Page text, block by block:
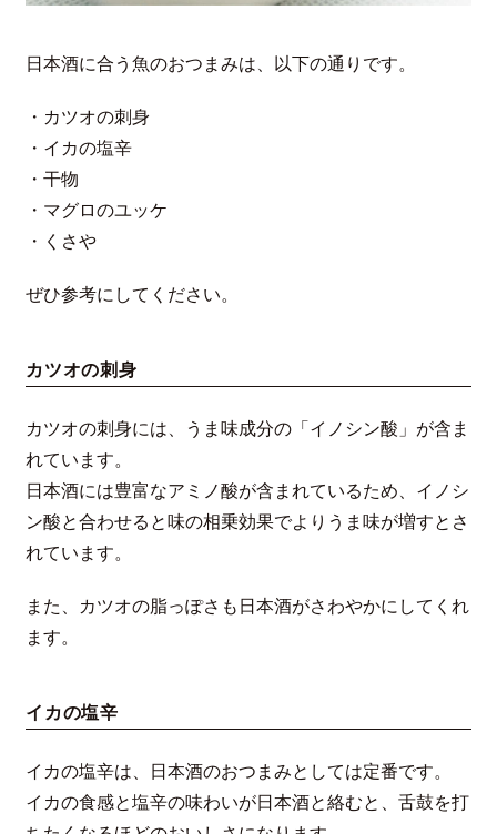
日本酒に合う魚のおつまみは、以下の通りです。
・カツオの刺身
・イカの塩辛
・干物
・マグロのユッケ
・くさや
ぜひ参考にしてください。
カツオの刺身
カツオの刺身には、うま味成分の「イノシン酸」が含ま
れています。
日本酒には豊富なアミノ酸が含まれているため、イノシ
ン酸と合わせると味の相乗効果でよりうま味が増すとさ
れています。
また、カツオの脂っぽさも日本酒がさわやかにしてくれ
ます。
イカの塩辛
イカの塩辛は、日本酒のおつまみとしては定番です。
イカの食感と塩辛の味わいが日本酒と絡むと、舌鼓を打